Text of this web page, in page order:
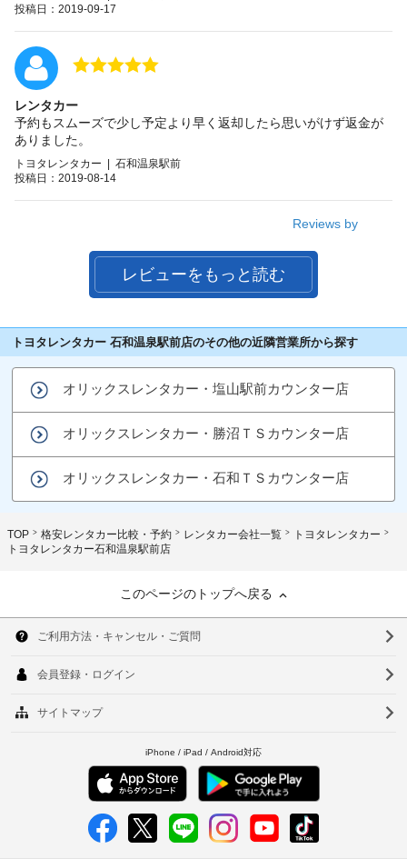
投稿日：2019-09-17
レンタカー
予約もスムーズで少し予定より早く返却したら思いがけず返金が
ありました。
トヨタレンタカー | 石和温泉駅前
投稿日：2019-08-14
Reviews by
レビューをもっと読む
トヨタレンタカー 石和温泉駅前店のその他の近隣営業所から探す
オリックスレンタカー・塩山駅前カウンター店
オリックスレンタカー・勝沼ＴＳカウンター店
オリックスレンタカー・石和ＴＳカウンター店
TOP 格安レンタカー比較・予約 レンタカー会社一覧
トヨタレンタカー
トヨタレンタカー石和温泉駅前店
このページのトップへ戻る